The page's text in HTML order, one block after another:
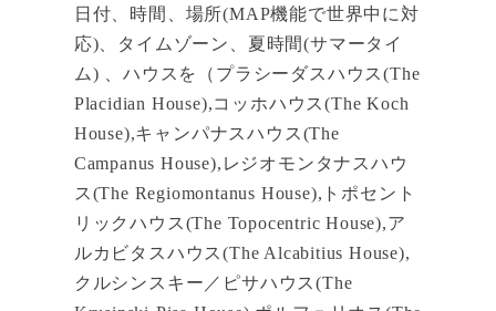
日付、時間、場所(MAP機能で世界中に対
応)、タイムゾーン、夏時間(サマータイ
ム) 、ハウスを（プラシーダスハウス(The
Placidian House),コッホハウス(The Koch
House),キャンパナスハウス(The
Campanus House),レジオモンタナスハウ
ス(The Regiomontanus House),トポセント
リックハウス(The Topocentric House),ア
ルカビタスハウス(The Alcabitius House),
クルシンスキー／ピサハウス(The